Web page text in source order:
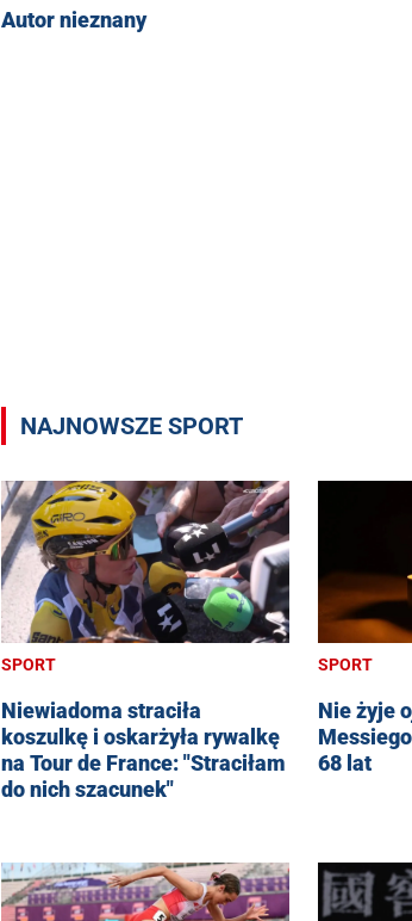
Autor nieznany
NAJNOWSZE SPORT
SPORT
Niewiadoma straciła
koszulkę i oskarżyła rywalkę
na Tour de France: "Straciłam
do nich szacunek"
SPORT
Nie żyje
68 lat